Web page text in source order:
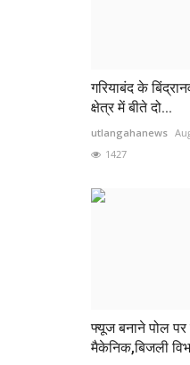
गरियाबंद के
क्षेत्र में बीते दो...
utlangahanews
1427
फ्यूज बनाने पोल पर
मैकेनिक,बिजली